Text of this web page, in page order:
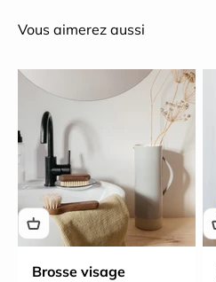
Vous aimerez aussi
Brosse visage